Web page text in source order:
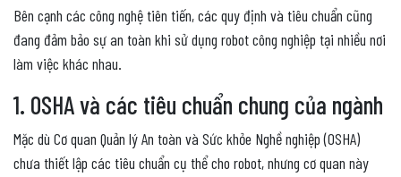
Bên cạnh các công nghệ tiên tiến, các quy định và tiêu chuẩn cũng
đang đảm bảo sự an toàn khi sử dụng robot công nghiệp tại nhiều nơi
làm việc khác nhau.
1. OSHA và các tiêu chuẩn chung của ngành
Mặc dù Cơ quan Quản lý An toàn và Sức khỏe Nghề nghiệp (OSHA)
chưa thiết lập các tiêu chuẩn cụ thể cho robot, nhưng cơ quan này